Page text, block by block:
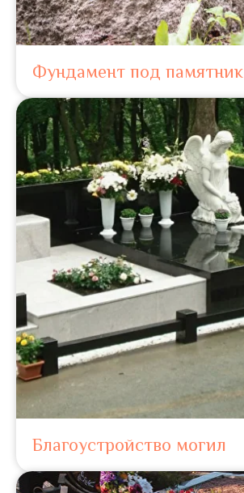
Фундамент под памятник
Благоустройство могил